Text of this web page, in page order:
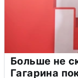
Больше не
Гагарина